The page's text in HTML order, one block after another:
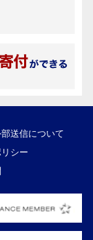
送信について
シー